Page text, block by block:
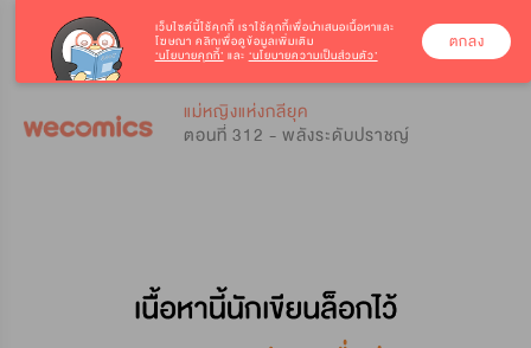
แม่หญิงแห่งกลียุค
ตอนที่ 312 - พลังระดับปราชญ์
เว็บไซต์นี้ใช้คุกกี้ เราใช้คุกกี้เพื่อนำเสนอเนื้อหาและ
โฆษณา คลิกเพื่อดูข้อมูลเพิ่มเติม
‘นโยบายคุกกี้’ และ ‘นโยบายความเป็นส่วนตัว’
ตกลง